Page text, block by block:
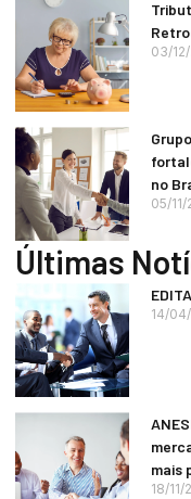
03/
no
05/
Últimas
14/
mais
18/11/